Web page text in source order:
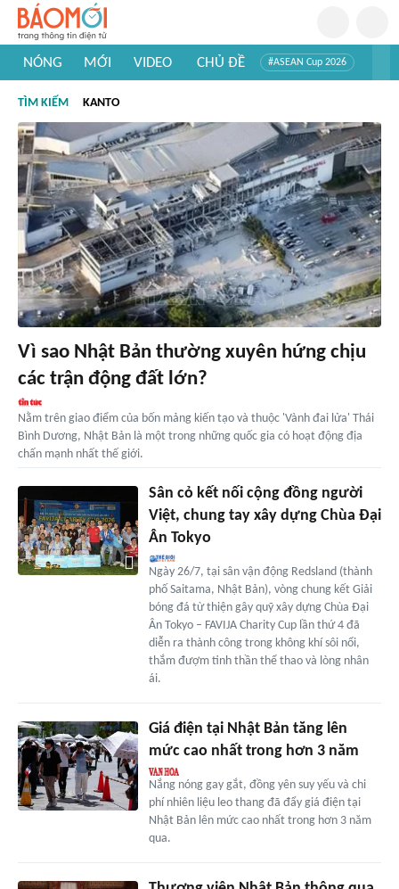
NÓNG MỚI VIDEO CHỦ ĐỀ #ASEAN Cup 2026
#Khám phá thế giới
TÌM KIẾM KANTO
Vì sao Nhật Bản thường xuyên hứng chịu
các trận động đất lớn?
Nằm trên giao điểm của bốn mảng kiến tạo và thuộc 'Vành đai lửa' Thái
Bình Dương, Nhật Bản là một trong những quốc gia có hoạt động địa
chấn mạnh nhất thế giới.
Sân cỏ kết nối cộng đồng người
Việt, chung tay xây dựng Chùa Đại
Ân Tokyo
Ngày 26/7, tại sân vận động Redsland (thành
phố Saitama, Nhật Bản), vòng chung kết Giải
bóng đá từ thiện gây quỹ xây dựng Chùa Đại
Ân Tokyo – FAVIJA Charity Cup lần thứ 4 đã
diễn ra thành công trong không khí sôi nổi,
thắm đượm tinh thần thể thao và lòng nhân
ái.
Giá điện tại Nhật Bản tăng lên
mức cao nhất trong hơn 3 năm
Nắng nóng gay gắt, đồng yên suy yếu và chi
phí nhiên liệu leo thang đã đẩy giá điện tại
Nhật Bản lên mức cao nhất trong hơn 3 năm
qua.